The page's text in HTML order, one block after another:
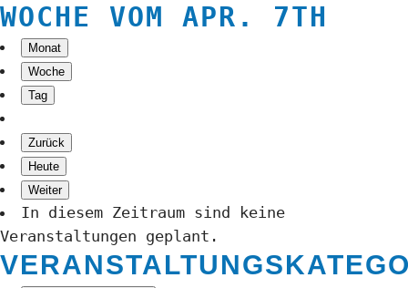
WOCHE VOM APR. 7TH
Monat
Woche
Tag
Zurück
Heute
Weiter
In diesem Zeitraum sind keine
Veranstaltungen geplant.